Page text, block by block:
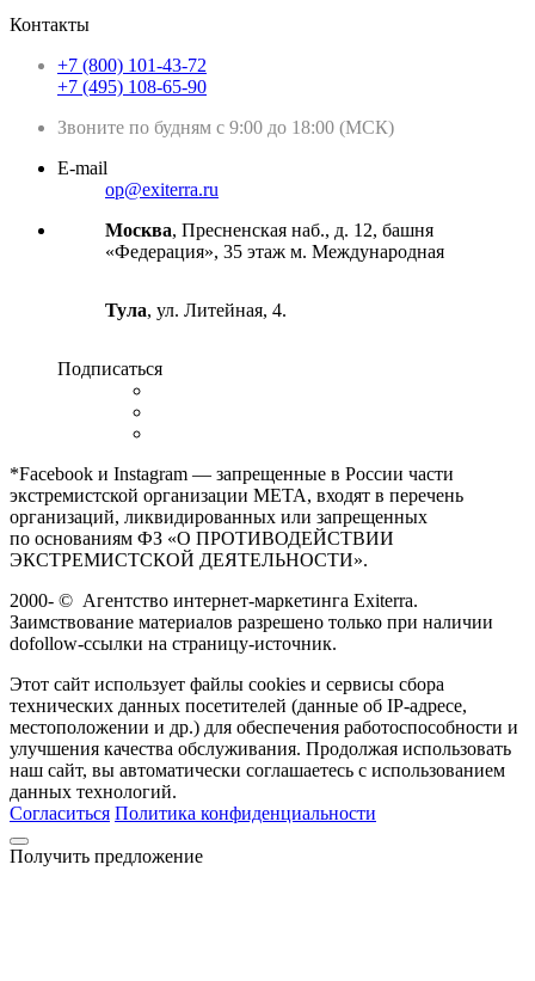
Контакты
+7 (800) 101-43-72
+7 (495) 108-65-90
Звоните по будням с 9:00 до 18:00 (МСК)
E-mail
op@exiterra.ru
Москва, Пресненская наб., д. 12, башня
«Федерация», 35 этаж м. Международная
Тула, ул. Литейная, 4.
Подписаться
*Facebook и Instagram — запрещенные в России части
экстремистской организации META, входят в перечень
организаций, ликвидированных или запрещенных
по основаниям ФЗ «О ПРОТИВОДЕЙСТВИИ
ЭКСТРЕМИСТСКОЙ ДЕЯТЕЛЬНОСТИ».
2000- © Агентство интернет-маркетинга Exiterra.
Заимствование материалов разрешено только при наличии
dofollow-ссылки на страницу-источник.
Этот сайт использует файлы cookies и сервисы сбора
технических данных посетителей (данные об IP-адресе,
местоположении и др.) для обеспечения работоспособности и
улучшения качества обслуживания. Продолжая использовать
наш сайт, вы автоматически соглашаетесь с использованием
данных технологий.
Согласиться Политика конфиденциальности
Получить предложение